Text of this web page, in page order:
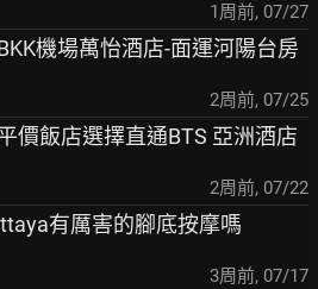
1周前, 07/27
機場萬怡酒店-面運河陽台房
2周前, 07/25
價飯店選擇直通BTS 亞洲酒店
2周前, 07/22
有厲害的腳底按摩嗎
3周前, 07/17